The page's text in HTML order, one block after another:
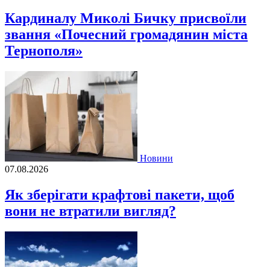
Кардиналу Миколі Бичку присвоїли
звання «Почесний громадянин міста
Тернополя»
Новини
07.08.2026
Як зберігати крафтові пакети, щоб
вони не втратили вигляд?